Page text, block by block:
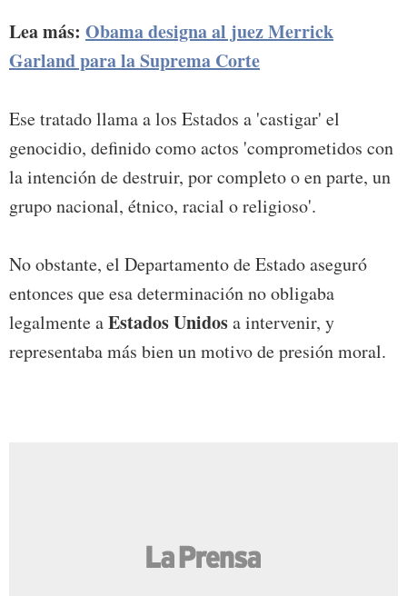
Lea más: Obama designa al juez Merrick
Garland para la Suprema Corte
Ese tratado llama a los Estados a 'castigar' el
genocidio, definido como actos 'comprometidos con
la intención de destruir, por completo o en parte, un
grupo nacional, étnico, racial o religioso'.
No obstante, el Departamento de Estado aseguró
entonces que esa determinación no obligaba
legalmente aEstados Unidosa intervenir, y
representaba más bien un motivo de presión moral.